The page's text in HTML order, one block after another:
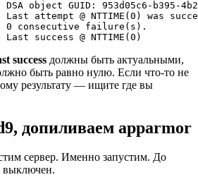
DSA object GUID: 953d05c6-b395-
Last attempt @ NTTIME(0) was
0 consecutive failure(s).
Last success @ NTTIME(0)
success должны быть актуальными,
быть равно нулю. Если что-то не
результату — ищите где вы
допиливаем apparmor
сервер. Именно запустим. До
выключен.